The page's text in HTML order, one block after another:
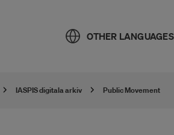
OTHER LANGUAGES
IASPIS digitala arkiv Public Movement